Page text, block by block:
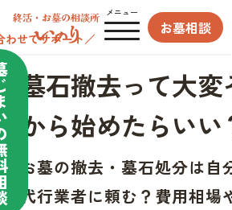
メニュー
お墓相談
わせてサポート／
墓石撤去って大
から始めたらいい
お墓の撤去・墓石処分は自
代行業者に頼む？費用相場